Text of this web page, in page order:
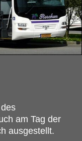
am Tag der
ausgestellt.